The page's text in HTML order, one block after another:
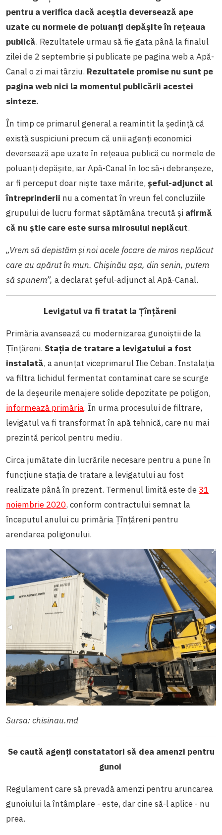
pentru a verifica dacă aceștia deversează ape
uzate cu normele de poluanți depășite în rețeaua
publică. Rezultatele urmau să fie gata până la finalul
zilei de 2 septembrie și publicate pe pagina web a Apă-
Canal o zi mai târziu. Rezultatele promise nu sunt pe
pagina web nici la momentul publicării acestei
sinteze.
În timp ce primarul general a reamintit la ședință că
există suspiciuni precum că unii agenți economici
deversează ape uzate în rețeaua publică cu normele de
poluanți depășite, iar Apă-Canal în loc să-i debranșeze,
ar fi perceput doar niște taxe mărite, șeful-adjunct al
întreprinderii nu a comentat în vreun fel concluziile
grupului de lucru format săptămâna trecută și afirmă
că nu știe care este sursa mirosului neplăcut.
„Vrem să depistăm și noi acele focare de miros neplăcut
care au apărut în mun. Chișinău așa, din senin, putem
să spunem”, a declarat șeful-adjunct al Apă-Canal.
Levigatul va fi tratat la Țînțăreni
Primăria avansează cu modernizarea gunoiștii de la
Țînțăreni. Stația de tratare a levigatului a fost
instalată, a anunțat viceprimarul Ilie Ceban. Instalația
vafiltra lichidul fermentat contaminat care se scurge
de la deșeurile menajere solide depozitate pe poligon,
informează primăria. În urma procesului de filtrare,
levigatul va fi transformat în apă tehnică, care nu mai
prezintă pericol pentru mediu.
Circa jumătate din lucrările necesare pentru a pune în
funcțiune stația de tratare a levigatului au fost
realizate până în prezent. Termenul limită este de 31
noiembrie 2020, conform contractului semnat la
începutul anului cu primăria Țînțăreni pentru
arendarea poligonului.
Sursa: chisinau.md
Se caută agenți constatatori să dea amenzi pentru
gunoi
Regulament care să prevadă amenzi pentru aruncarea
gunoiului la întâmplare - este, dar cine să-l aplice - nu
prea.